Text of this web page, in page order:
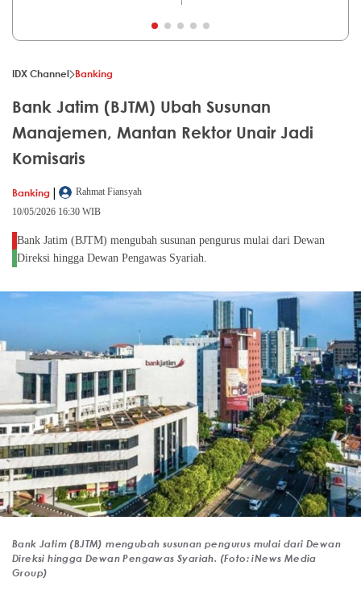
IDX Channel Banking
Bank Jatim (BJTM) Ubah Susunan
Manajemen, Mantan Rektor Unair Jadi
Komisaris
Banking |
Rahmat Fiansyah
10/05/2026 16:30 WIB
Bank Jatim (BJTM) mengubah susunan pengurus mulai dari Dewan
Direksi hingga Dewan Pengawas Syariah.
Bank Jatim (BJTM) mengubah susunan pengurus mulai dari Dewan
Direksi hingga Dewan Pengawas Syariah. (Foto: iNews Media
Group)